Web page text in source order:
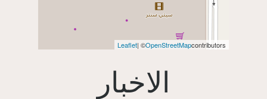
Leaflet| ©OpenStreetMapcontributors
الاخبار